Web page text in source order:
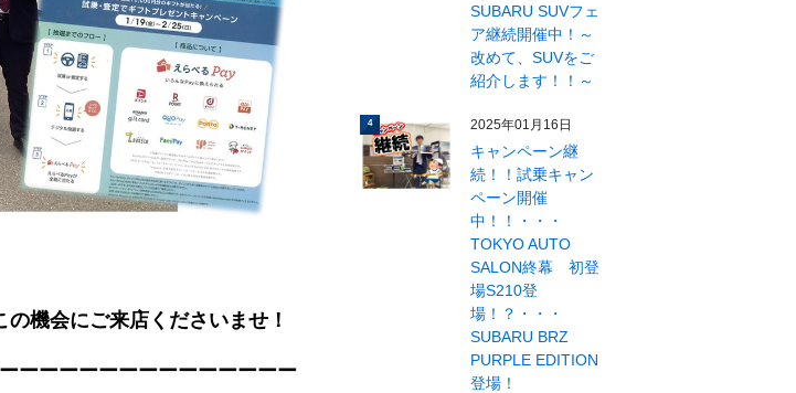
機会にご来店くださいませ！
ーーーーーーーーーーーーーー
SUBARU SUVフェ
ア継続開催中！～
改めて、SUVをご
紹介します！！～
4 2025年01月16日
キャンペーン継
続！！試乗キャン
ペーン開催
中！！・・・
TOKYO AUTO
SALON終幕 初登
場S210登
場！？・・・
SUBARU BRZ
PURPLE EDITION
登場！